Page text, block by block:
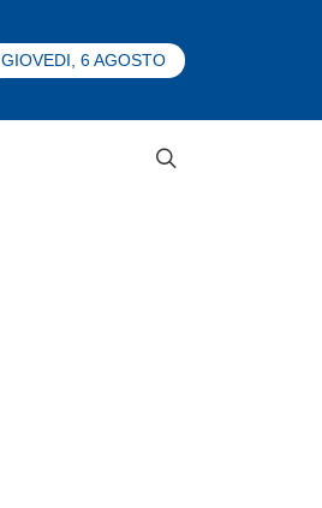
GIOVEDI, 6 AGOSTO